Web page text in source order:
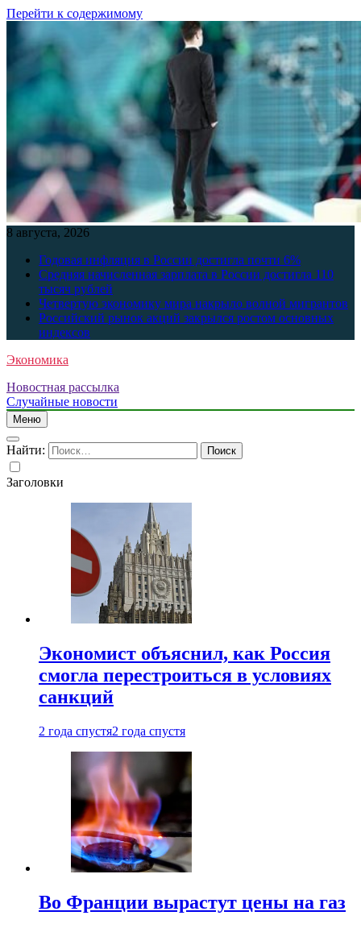
Перейти к содержимому
8 августа, 2026
Годовая инфляция в России достигла почти 6%
Средняя начисленная зарплата в России достигла 110
тысяч рублей
Четвертую экономику мира накрыло волной мигрантов
Российский рынок акций закрылся ростом основных
индексов
Экономика
Новостная рассылка
Случайные новости
Меню
Найти:
Заголовки
Экономист объяснил, как Россия
смогла перестроиться в условиях
санкций
2 года спустя2 года спустя
Во Франции вырастут цены на газ